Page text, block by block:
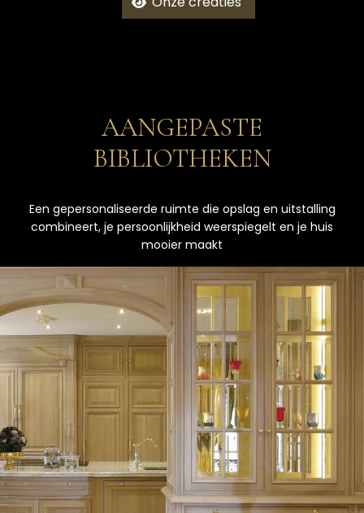
AANGEPASTE
BIBLIOTHEKEN
Een gepersonaliseerde ruimte die opslag en uitstalling
combineert, je persoonlijkheid weerspiegelt en je huis
mooier maakt